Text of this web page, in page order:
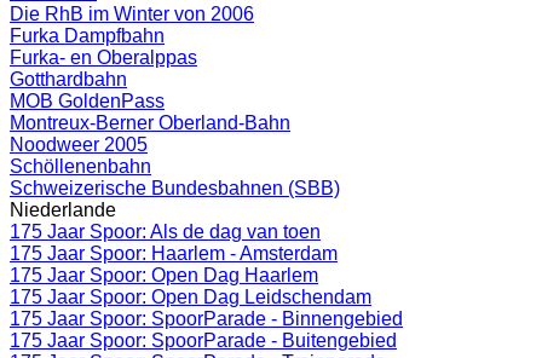
Die RhB im Winter von 2006
Furka Dampfbahn
Furka- en Oberalppas
Gotthardbahn
MOB GoldenPass
Montreux-Berner Oberland-Bahn
Noodweer 2005
Schöllenenbahn
Schweizerische Bundesbahnen (SBB)
Niederlande
175 Jaar Spoor: Als de dag van toen
175 Jaar Spoor: Haarlem - Amsterdam
175 Jaar Spoor: Open Dag Haarlem
175 Jaar Spoor: Open Dag Leidschendam
175 Jaar Spoor: SpoorParade - Binnengebied
175 Jaar Spoor: SpoorParade - Buitengebied